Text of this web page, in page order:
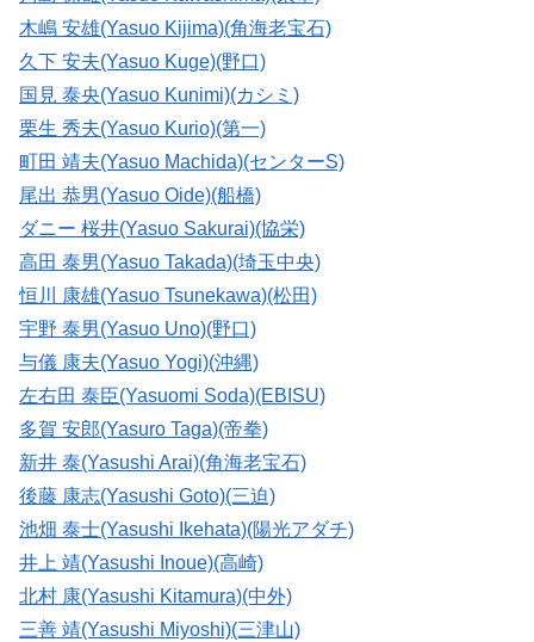
木嶋 安雄(Yasuo Kijima)(角海老宝石)
久下 安夫(Yasuo Kuge)(野口)
国見 泰央(Yasuo Kunimi)(カシミ)
栗生 秀夫(Yasuo Kurio)(第一)
町田 靖夫(Yasuo Machida)(センターS)
尾出 恭男(Yasuo Oide)(船橋)
ダニー 桜井(Yasuo Sakurai)(協栄)
高田 泰男(Yasuo Takada)(埼玉中央)
恒川 康雄(Yasuo Tsunekawa)(松田)
宇野 泰男(Yasuo Uno)(野口)
与儀 康夫(Yasuo Yogi)(沖縄)
左右田 泰臣(Yasuomi Soda)(EBISU)
多賀 安郎(Yasuro Taga)(帝拳)
新井 泰(Yasushi Arai)(角海老宝石)
後藤 康志(Yasushi Goto)(三迫)
池畑 泰士(Yasushi Ikehata)(陽光アダチ)
井上 靖(Yasushi Inoue)(高崎)
北村 康(Yasushi Kitamura)(中外)
三善 靖(Yasushi Miyoshi)(三津山)